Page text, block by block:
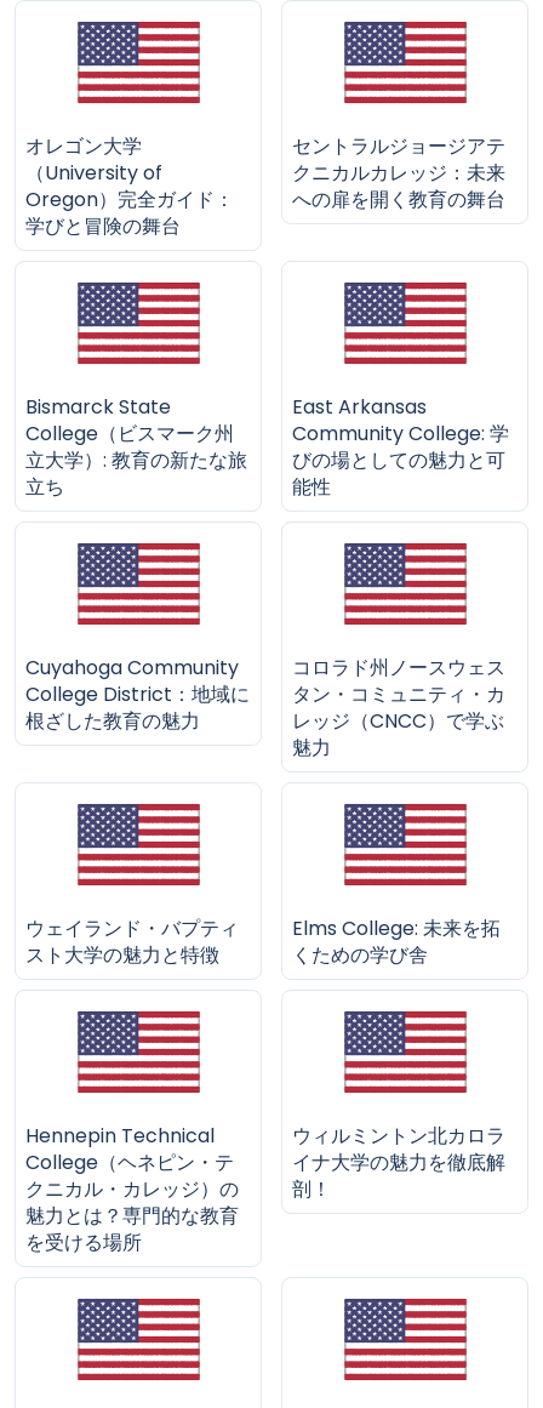
オレゴン大学
（University of
Oregon）完全ガイド：
学びと冒険の舞台
セントラルジョージアテ
クニカルカレッジ：未来
への扉を開く教育の舞台
Bismarck State
College（ビスマーク州
立大学）: 教育の新たな旅
立ち
East Arkansas
Community College: 学
びの場としての魅力と可
能性
Cuyahoga Community
College District：地域に
根ざした教育の魅力
コロラド州ノースウェス
タン・コミュニティ・カ
レッジ（CNCC）で学ぶ
魅力
ウェイランド・バプティ
スト大学の魅力と特徴
Elms College: 未来を拓
くための学び舎
Hennepin Technical
College（ヘネピン・テ
クニカル・カレッジ）の
魅力とは？専門的な教育
を受ける場所
ウィルミントン北カロラ
イナ大学の魅力を徹底解
剖！